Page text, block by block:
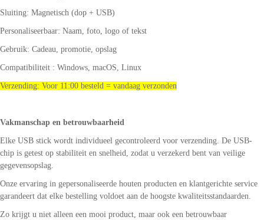
Sluiting: Magnetisch (dop + USB)
Personaliseerbaar: Naam, foto, logo of tekst
Gebruik: Cadeau, promotie, opslag
Compatibiliteit : Windows, macOS, Linux
Verzending: Voor 11:00 besteld = vandaag verzonden
Vakmanschap en betrouwbaarheid
Elke USB stick wordt individueel gecontroleerd voor verzending. De USB-
chip is getest op stabiliteit en snelheid, zodat u verzekerd bent van veilige
gegevensopslag.
Onze ervaring in gepersonaliseerde houten producten en klantgerichte service
garandeert dat elke bestelling voldoet aan de hoogste kwaliteitsstandaarden.
Zo krijgt u niet alleen een mooi product, maar ook een betrouwbaar